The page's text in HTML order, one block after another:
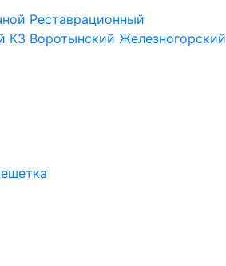
Реставрационный
КЗ Воротынский Железногорский